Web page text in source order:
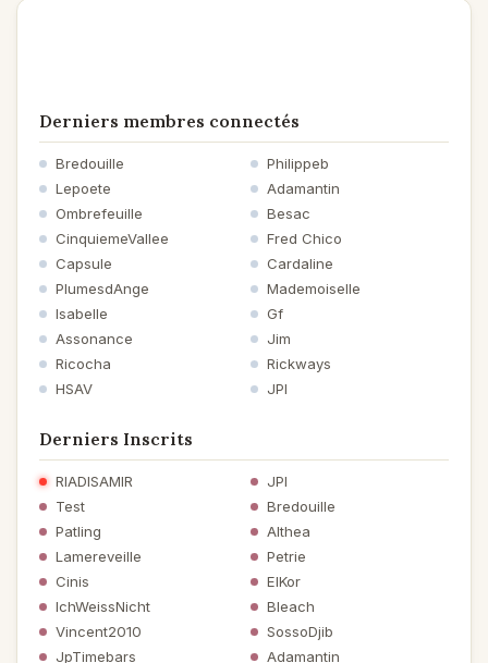
Derniers membres connectés
Bredouille
Philippeb
Lepoete
Adamantin
Ombrefeuille
Besac
CinquiemeVallee
Fred Chico
Capsule
Cardaline
PlumesdAnge
Mademoiselle
Isabelle
Gf
Assonance
Jim
Ricocha
Rickways
HSAV
JPI
Derniers Inscrits
RIADISAMIR
JPI
Test
Bredouille
Patling
Althea
Lamereveille
Petrie
Cinis
ElKor
IchWeissNicht
Bleach
Vincent2010
SossoDjib
JpTimebars
Adamantin